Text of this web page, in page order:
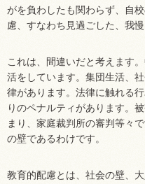
がを負わしたも関わらず、自
慮、すなわち見過ごした、我
これは、間違いだと考えます
活をしています。集団生活、
律があります。法律に触れる
りのペナルティがあります。
まり、家庭裁判所の審判等々
の壁であるわけです。
教育的配慮とは、社会の壁、